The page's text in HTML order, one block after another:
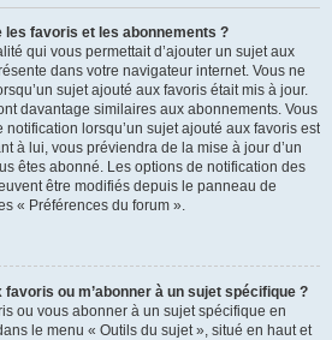
favoris et les abonnements ?
qui vous permettait d’ajouter un sujet aux
dans votre navigateur internet. Vous ne
sujet ajouté aux favoris était mis à jour.
davantage similaires aux abonnements. Vous
lorsqu’un sujet ajouté aux favoris est
à lui, vous préviendra de la mise à jour d’un
êtes abonné. Les options de notification des
être modifiés depuis le panneau de
« Préférences du forum ».
ou m’abonner à un sujet spécifique ?
ou vous abonner à un sujet spécifique en
le menu « Outils du sujet », situé en haut et